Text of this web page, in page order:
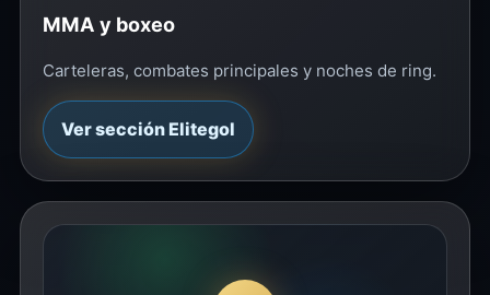
MMA y boxeo
Carteleras, combates principales y noches de ring.
Ver sección Elitegol